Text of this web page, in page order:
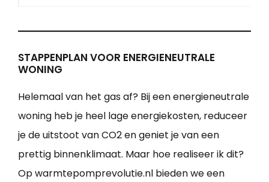
STAPPENPLAN VOOR ENERGIENEUTRALE
WONING
Helemaal van het gas af? Bij een energieneutrale
woning heb je heel lage energiekosten, reduceer
je de uitstoot van CO2 en geniet je van een
prettig binnenklimaat. Maar hoe realiseer ik dit?
Op warmtepomprevolutie.nl bieden we een